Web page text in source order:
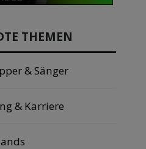
THEMEN
& Sänger
& Karriere